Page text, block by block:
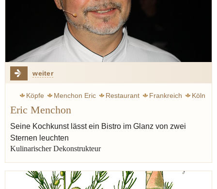
weiter
Köpfe Menchon Eric Restaurant Frankreich
Köln
Dumaine, Jean-Marie
Eric Menchon
Seine Kochkunst lässt ein Bistro im Glanz von zwei
Sternen leuchten
Kulinarischer Dekonstrukteur